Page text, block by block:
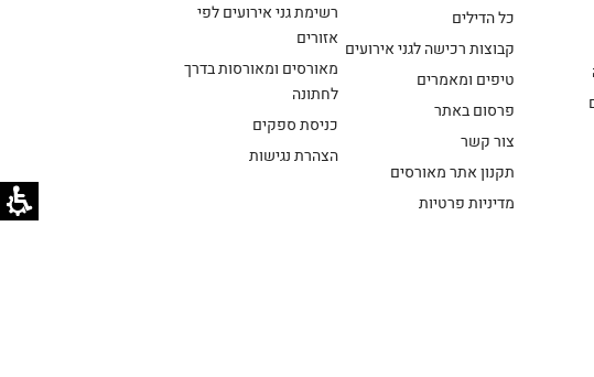
כל הדילים
קבוצות רכישה לגני אירועים
טיפים ומאמרים
פרסום באתר
צור קשר
תקנון אתר מאורסים
מדיניות פרטיות
רשימת גני אירועים לפי
אזורים
מאורסים ומאורסות בדרך
לחתונה
כניסת ספקים
הצהרת נגישות